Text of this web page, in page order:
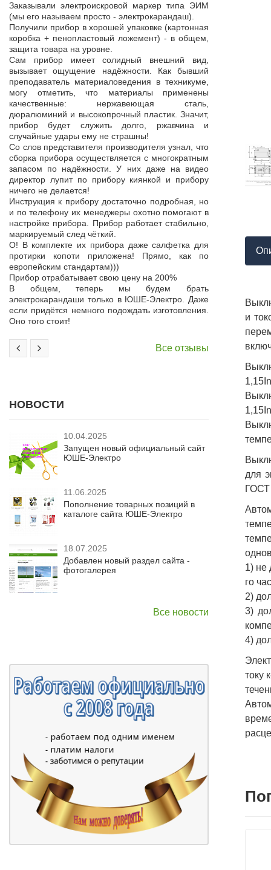
Заказывали электроискровой маркер типа ЭИМ
(мы его называем просто - электрокарандаш).
Получили прибор в хорошей упаковке (картонная
коробка + пенопластовый ложемент) - в общем,
защита товара на уровне.
Сам прибор имеет солидный внешний вид,
вызывает ощущение надёжности. Как бывший
преподаватель материаловедения в техникуме,
могу отметить, что материалы применены
качественные: нержавеющая сталь,
дюралюминий и высокопрочный пластик. Значит,
прибор будет служить долго, ржавчина и
случайные удары ему не страшны!
Со слов представителя производителя узнал, что
сборка прибора осуществляется с многократным
запасом по надёжности. У них даже на видео
директор лупит по прибору киянкой и прибору
ничего не делается!
Инструкция к прибору достаточно подробная, но
и по телефону их менеджеры охотно помогают в
настройке прибора. Прибор работает стабильно,
маркируемый след чёткий.
О! В комплекте их прибора даже салфетка для
протирки копоти приложена! Прямо, как по
европейским стандартам)))
Прибор отрабатывает свою цену на 200%
В общем, теперь мы будем брать
электрокарандаши только в ЮШЕ-Электро. Даже
если придётся немного подождать изготовления.
Оно того стоит!
Компания
110 кВ для
Продукция
Наоборот,
качества,
На
впервые
Приятно
поставщиком!
Все отзывы
НОВОСТИ
10.04.2025
Запущен новый официальный сайт
ЮШЕ-Электро
11.06.2025
Пополнение товарных позиций в
каталоге сайта ЮШЕ-Электро
18.07.2025
Добавлен новый раздел сайта -
фотогалерея
Все новости
и
для
ГОСТ
1) не
го
2)
3)
4)
току